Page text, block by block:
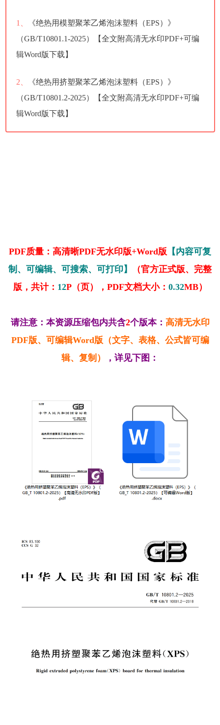
1、
《绝热用模塑聚苯乙烯泡沫塑料（EPS）》
（GB/T10801.1-2025）【全文附高清无水印PDF+可编
辑Word版下载】
2、
《绝热用挤塑聚苯乙烯泡沫塑料（EPS）》
（GB/T10801.2-2025）【全文附高清无水印PDF+可编
辑Word版下载】
PDF质量：高清晰PDF无水印版+Word版 【内容可复
制、可编辑、可搜索、可打印】
（官方正式版、完整
版，共计： 12P（页），PDF文档大小： 0.32MB）
请注意：本资源压缩包内共含2个版本： 高清无水印
PDF版、可编辑Word版（文字、表格、公式皆可编
辑、复制）
，详见下图：